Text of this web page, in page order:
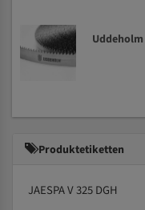
Produktetiketten
JAESPA V 325 DGH